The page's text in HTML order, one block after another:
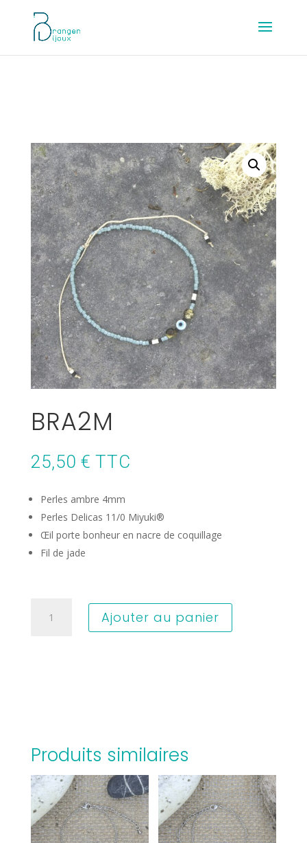
BRA2M
25,50 € TTC
Perles ambre 4mm
Perles Delicas 11/0 Miyuki®
Œil porte bonheur en nacre de coquillage
Fil de jade
Ajouter au panier
Produits similaires